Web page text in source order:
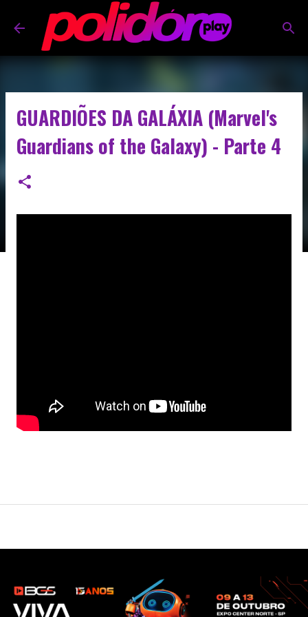
Pular para o conteúdo principal
GUARDIÕES DA GALÁXIA (Marvel's
Guardians of the Galaxy) - Parte 4